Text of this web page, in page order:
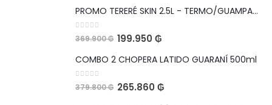
PROMO TERERÉ SKIN 2.5L - TERMO/GUAMPA/BOMBILLA
0 out of 5
369.900₲ 199.950 ₲
COMBO 2 CHOPERA LATIDO GUARANÍ 500ml
0 out of 5
379.800₲ 265.860 ₲